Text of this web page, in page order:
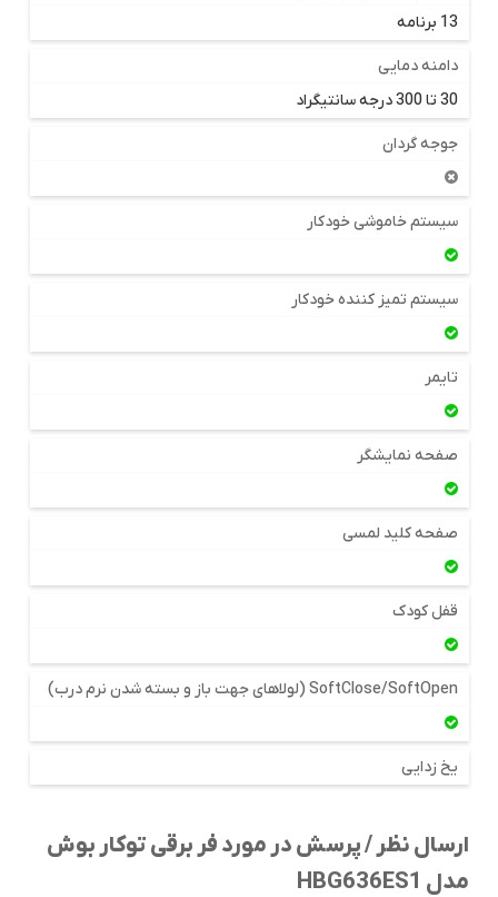
13 برنامه
دامنه دمایی
30 تا 300 درجه سانتیگراد
جوجه گردان
سیستم خاموشی خودکار
سیستم تمیز کننده خودکار
تایمر
صفحه نمایشگر
صفحه کلید لمسی
قفل کودک
SoftClose/SoftOpen (لولاهای جهت باز و بسته شدن نرم درب)
یخ زدایی
ارسال نظر / پرسش در مورد فر برقی توکار بوش
مدل HBG636ES1